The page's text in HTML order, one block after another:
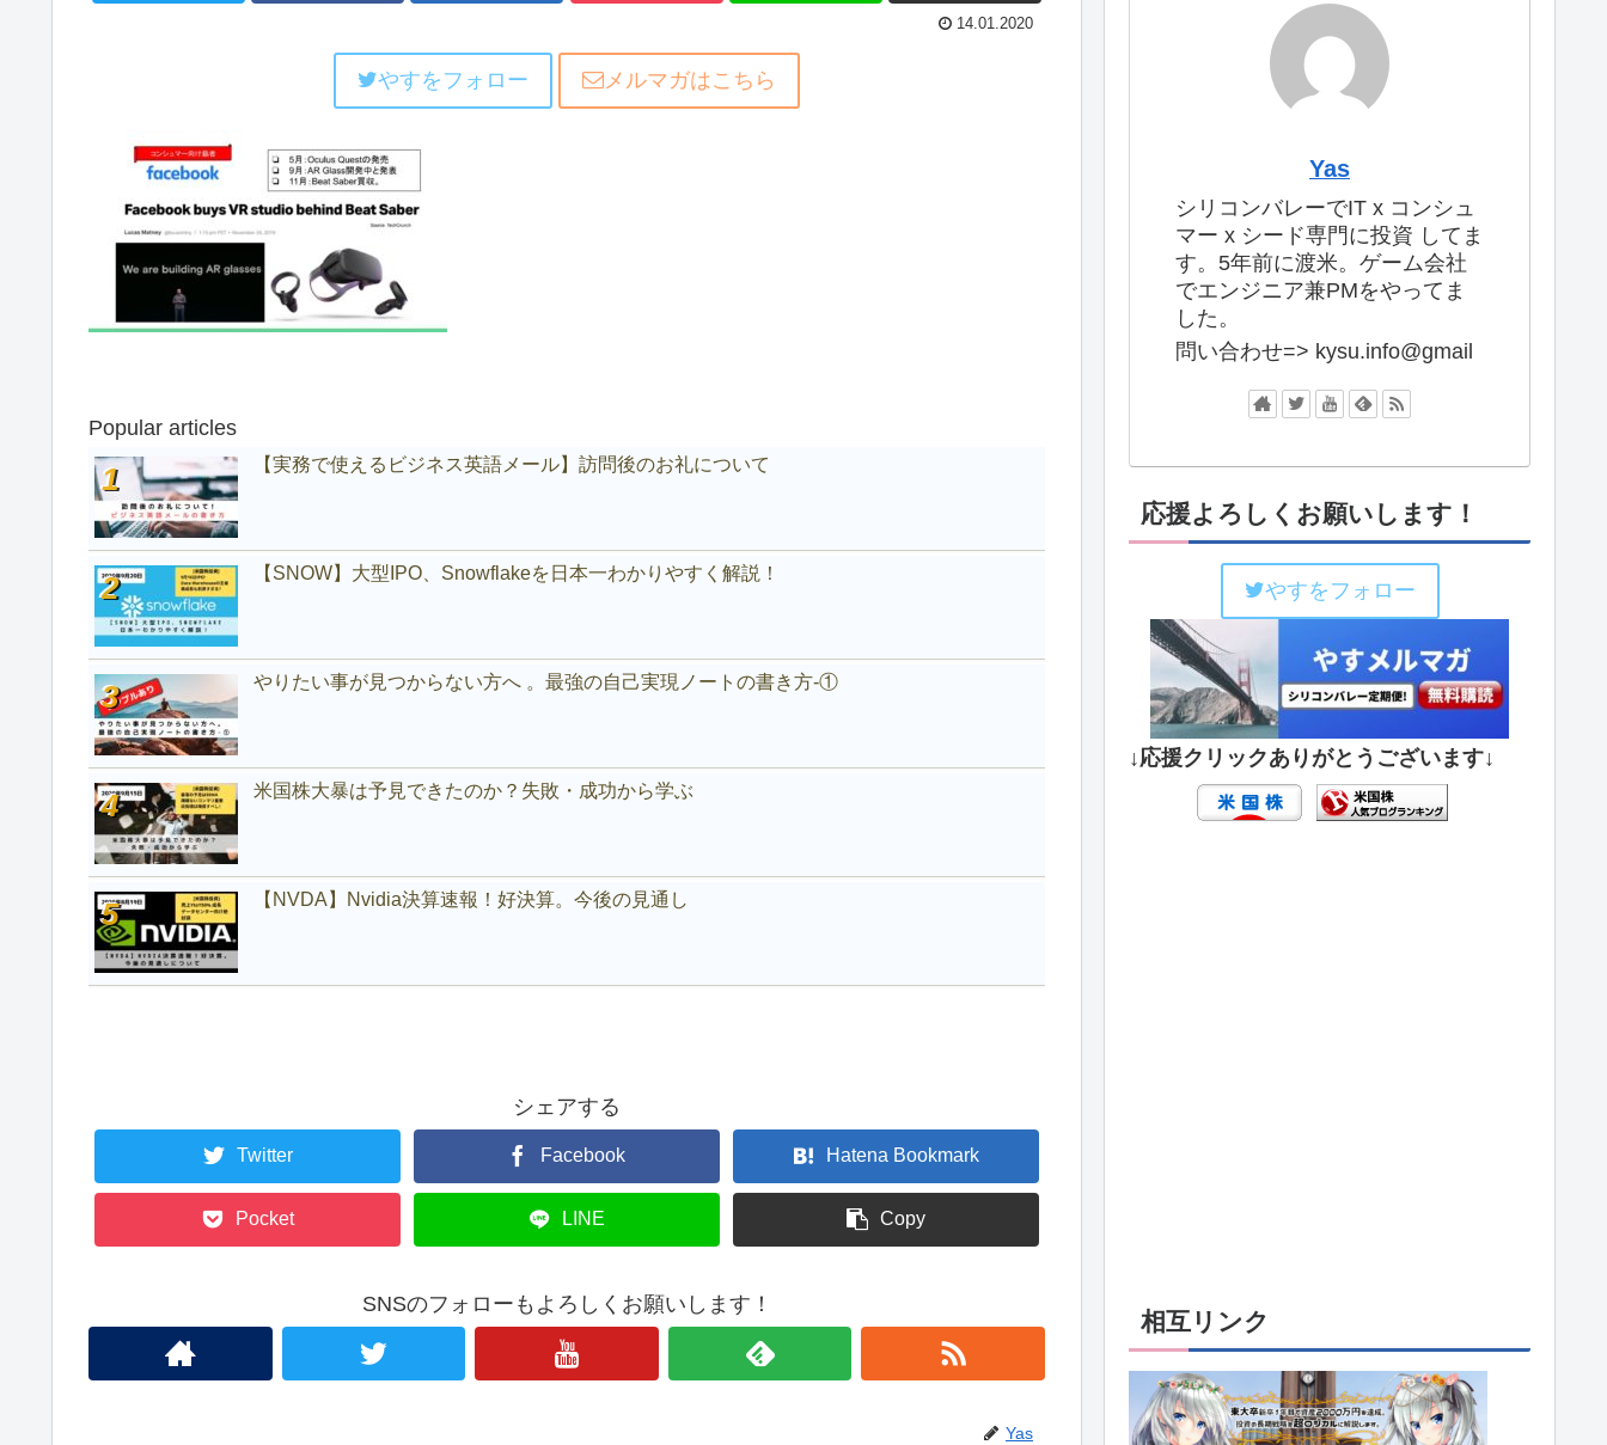
14.01.2020
やすをフォロー メルマガはこちら
Popular articles
【実務で使えるビジネス英語メール】訪問後のお礼について
【SNOW】大型IPO、Snowflakeを日本一わかりやすく解説！
やりたい事が見つからない方へ 。最強の自己実現ノートの書き方-①
米国株大暴は予見できたのか？失敗・成功から学ぶ
【NVDA】Nvidia決算速報！好決算。今後の見通し
シェアする
Twitter Facebook Hatena Bookmark
Pocket LINE Copy
SNSのフォローもよろしくお願いします！
Yas
Yas
シリコンバレーでIT x コンシュ
マー x シード専門に投資 してま
す。5年前に渡米。ゲーム会社
でエンジニア兼PMをやってま
した。
問い合わせ=> kysu.info@gmail
応援よろしくお願いします！
やすをフォロー
↓応援クリックありがとうございます↓
相互リンク